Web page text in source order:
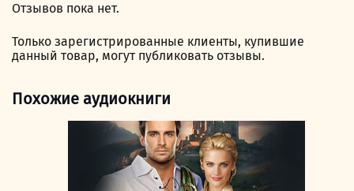
Отзывов пока нет.
Только зарегистрированные клиенты, купившие
данный товар, могут публиковать отзывы.
Похожие аудиокниги